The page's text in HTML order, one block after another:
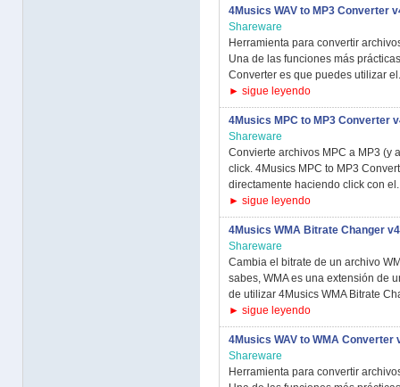
4Musics WAV to MP3 Converter
Shareware
Herramienta para convertir
Una de las funciones más
Converter es que puedes utilizar
► sigue leyendo
4Musics MPC to MP3 Converter
Shareware
Convierte archivos MPC a MP3 (y
click. 4Musics MPC to MP3
directamente haciendo click con
► sigue leyendo
4Musics WMA Bitrate Changer
Shareware
Cambia el bitrate de un archivo
sabes, WMA es una extensión de
de utilizar 4Musics WMA Bitrate
► sigue leyendo
4Musics WAV to WMA Converter
Shareware
Herramienta para convertir